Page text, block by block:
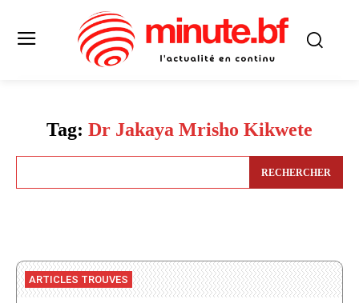
Tag: Dr Jakaya Mrisho Kikwete
RECHERCHER
ARTICLES TROUVES